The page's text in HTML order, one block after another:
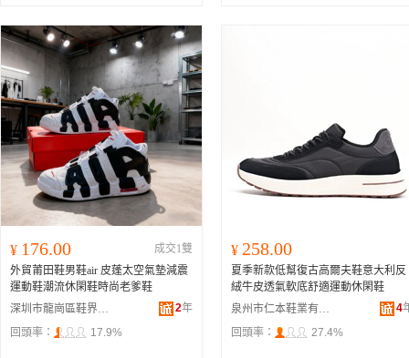
¥ 176.00
成交1雙
外貿莆田鞋男鞋air 皮蓬太空氣墊減震
運動鞋潮流休閑鞋時尚老爹鞋
深圳市龍崗區鞋界玩家鞋業商行
2年
回頭率：
17.9%
¥ 258.00
夏季新款低幫復古高爾夫鞋意大利反
絨牛皮透氣軟底舒適運動休閑鞋
泉州市仁本鞋業有限公司
4
回頭率：
27.4%